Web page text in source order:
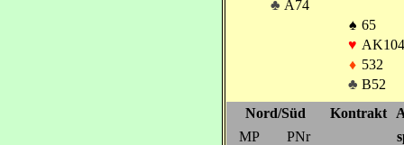
♣ A74
♠ 65
♥
♦ 532
♣ B52
Nord/Süd
Kontrakt
MP
PNr